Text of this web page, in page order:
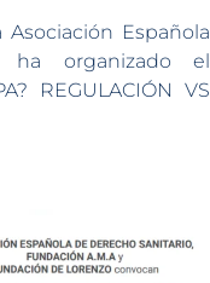
Española
ha organizado el
REGULACIÓN VS